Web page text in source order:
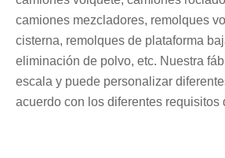
camiones mezcladores, remolques
cisterna, remolques de plataforma
eliminación de polvo, etc. Nuestra
escala y puede personalizar
acuerdo con los diferentes requisitos